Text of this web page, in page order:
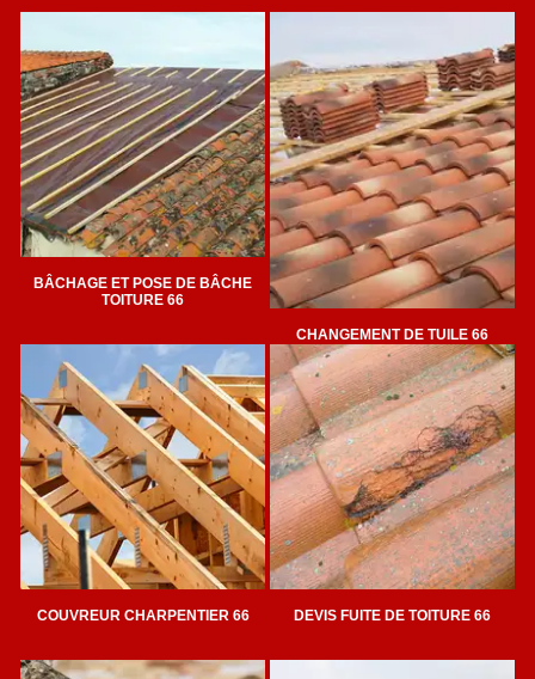
BÂCHAGE ET POSE DE BÂCHE
TOITURE 66
CHANGEMENT DE TUILE 66
COUVREUR CHARPENTIER 66 DEVIS FUITE DE TOITURE 66